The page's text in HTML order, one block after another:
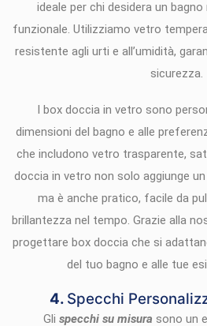
ideale per chi desidera un
funzionale. Utilizziamo vetro
resistente agli urti e all’umidità,
sicurezza.
I box doccia in vetro sono
dimensioni del bagno e alle
che includono vetro trasparente,
doccia in vetro non solo aggiunge
ma è anche pratico, facile da
brillantezza nel tempo. Grazie alla
progettare box doccia che si
del tuo bagno e alle tue
4. Specchi
Gli specchi su misura sono un